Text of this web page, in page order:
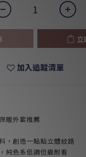
立
加入追蹤清單
暖外套推薦
，創造一點點立體紋路
純色系低調但最耐看